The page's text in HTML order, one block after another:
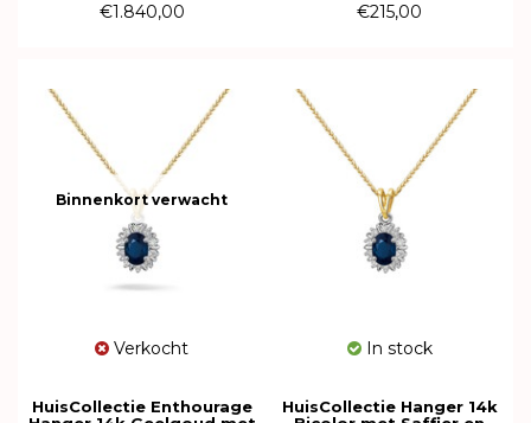
€1.840,00 €215,00
Binnenkort verwacht
Verkocht
HuisCollectie Enthourage
In stock
HuisCollectie Hanger 14k